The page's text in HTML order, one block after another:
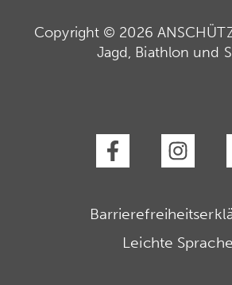
Copyright © 2026
Jagd, Biathlon und
Leichte Sprache